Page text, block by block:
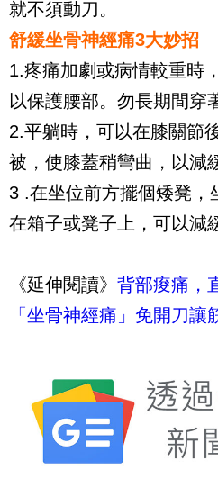
就不須動刀。
舒緩坐骨神經痛3大妙招
1.疼痛加劇或病情較重時
以保護腰部。勿長期間穿
2.平躺時，可以在膝關節
被，使膝蓋稍彎曲，以減
3 .在坐位前方擺個矮凳，
在箱子或凳子上，可以減
《延伸閱讀》 背部痠痛，
「坐骨神經痛」免開刀讓